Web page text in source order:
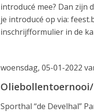
introducé mee? Dan zijn
je introducé op via:
inschrijfformulier in de
woensdag, 05-01-2022
Oliebollentoernooi/
Sporthal “de Develhal”